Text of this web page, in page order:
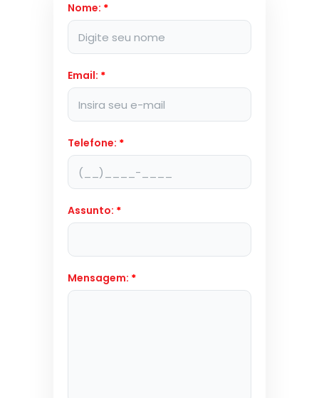
Nome: *
Email: *
Telefone: *
Assunto: *
Mensagem: *